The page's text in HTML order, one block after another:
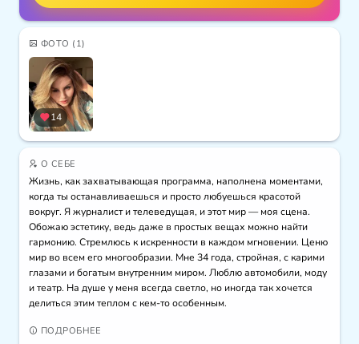
ФОТО (1)
14
О СЕБЕ
Жизнь, как захватывающая программа, наполнена моментами,
когда ты останавливаешься и просто любуешься красотой
вокруг. Я журналист и телеведущая, и этот мир — моя сцена.
Обожаю эстетику, ведь даже в простых вещах можно найти
гармонию. Стремлюсь к искренности в каждом мгновении. Ценю
мир во всем его многообразии. Мне 34 года, стройная, с карими
глазами и богатым внутренним миром. Люблю автомобили, моду
и театр. На душе у меня всегда светло, но иногда так хочется
делиться этим теплом с кем-то особенным.
ПОДРОБНЕЕ